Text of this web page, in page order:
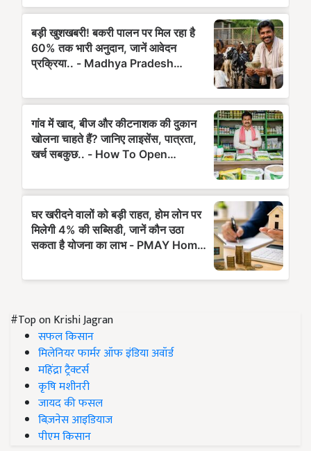
#Top on Krishi Jagran
सफल किसान
मिलेनियर फार्मर ऑफ इंडिया अवॉर्ड
महिंद्रा ट्रैक्टर्स
कृषि मशीनरी
जायद की फसल
बिज़नेस आइडियाज
पीएम किसान